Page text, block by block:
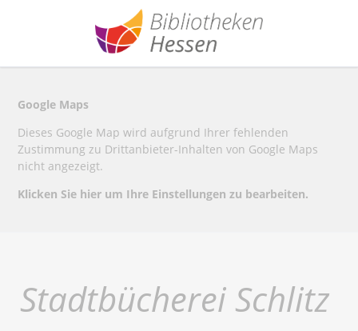
Google Maps
Dieses Google Map wird aufgrund Ihrer fehlenden
Zustimmung zu Drittanbieter-Inhalten von Google Maps
nicht angezeigt.
Klicken Sie hier um Ihre Einstellungen zu bearbeiten.
Stadtbücherei Schlitz